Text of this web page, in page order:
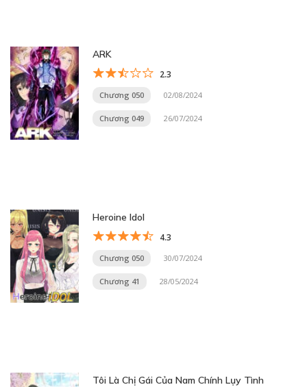
ARK
2.3
Chương 050 02/08/2024
Chương 049 26/07/2024
Heroine Idol
4.3
Chương 050 30/07/2024
Chương 41 28/05/2024
Tôi Là Chị Gái Của Nam Chính Lụy Tình